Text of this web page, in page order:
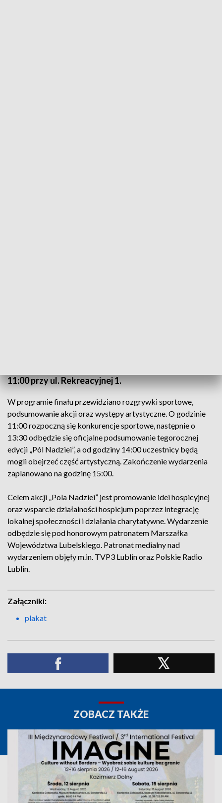
11:00 przy ul. Rekreacyjnej 1.
W programie finału przewidziano rozgrywki sportowe,
podsumowanie akcji oraz występy artystyczne. O godzinie
11:00 rozpoczną się konkurencje sportowe, następnie o
13:30 odbędzie się oficjalne podsumowanie tegorocznej
edycji „Pól Nadziei”, a od godziny 14:00 uczestnicy będą
mogli obejrzeć część artystyczną. Zakończenie wydarzenia
zaplanowano na godzinę 15:00.
Celem akcji „Pola Nadziei” jest promowanie idei hospicyjnej
oraz wsparcie działalności hospicjum poprzez integrację
lokalnej społeczności i działania charytatywne. Wydarzenie
odbędzie się pod honorowym patronatem Marszałka
Województwa Lubelskiego. Patronat medialny nad
wydarzeniem objęły m.in. TVP3 Lublin oraz Polskie Radio
Lublin.
Załączniki:
plakat
ZOBACZ TAKŻE